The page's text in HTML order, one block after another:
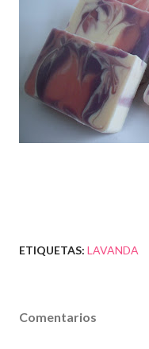
ETIQUETAS: LAVANDA
Comentarios